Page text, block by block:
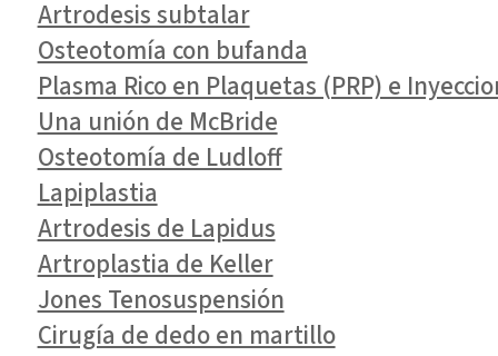
Artrodesis subtalar
Osteotomía con bufanda
Plasma Rico en Plaquetas (PRP) e
Una unión de McBride
Osteotomía de Ludloff
Lapiplastia
Artrodesis de Lapidus
Artroplastia de Keller
Jones Tenosuspensión
Cirugía de dedo en martillo